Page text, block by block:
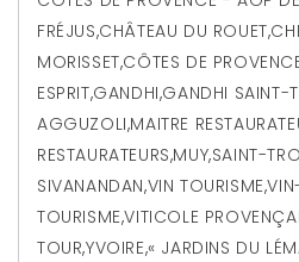
FRÉJUS,CHÂTEAU DU ROUET,
MORISSET,CÔTES DE
ESPRIT,GANDHI,GANDHI SAINT-
AGGUZOLI,MAITRE
RESTAURATEURS,MUY,SAINT-
SIVANANDAN,VIN TOURISME,
TOURISME,VITICOLE
TOUR,YVOIRE,« JARDINS DU